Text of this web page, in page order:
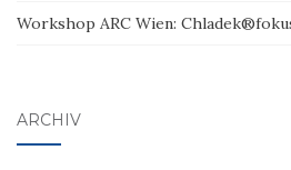
Workshop ARC Wien:
ARCHIV